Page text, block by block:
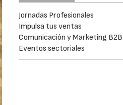
Jornadas Profesionales
Impulsa tus ventas
Comunicación y Marketing B2B
Eventos sectoriales